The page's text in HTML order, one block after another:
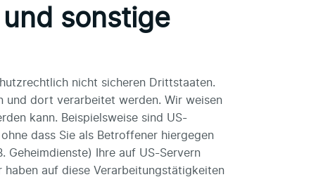
sonstige
nicht sicheren Drittstaaten.
und dort verarbeitet werden. Wir weisen
kann. Beispielsweise sind US-
dass Sie als Betroffener hiergegen
Geheimdienste) Ihre auf US-Servern
auf diese Verarbeitungstätigkeiten